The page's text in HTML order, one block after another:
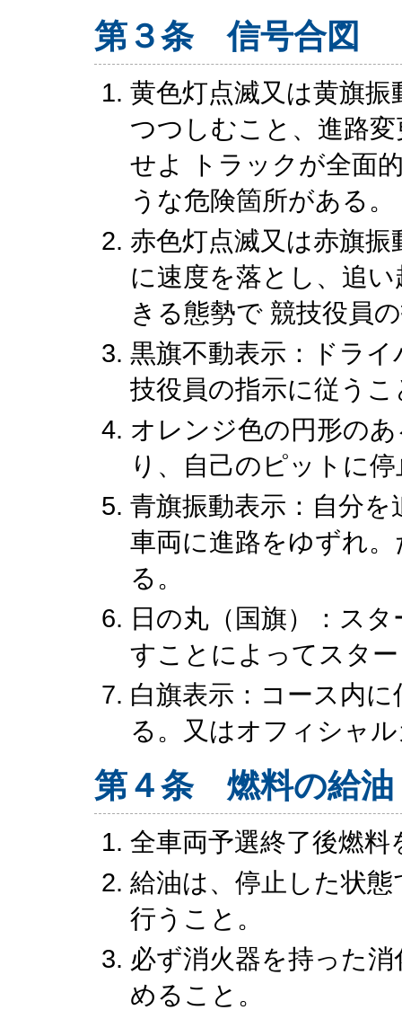
第３条 信号合図
黄色灯点滅又は黄旗
つつしむこと、進路
せよ トラックが全面
うな危険箇所がある。
赤色灯点滅又は赤旗
に速度を落とし、追
きる態勢で 競技役員
黒旗不動表示：ドラ
技役員の指示に従うこ
オレンジ色の円形の
り、自己のピットに
青旗振動表示：自分
車両に進路をゆずれ
る。
日の丸（国旗）：ス
すことによってスタ
白旗表示：コース内
る。又はオフィシャ
第４条 燃料の給油
全車両予選終了後燃
給油は、停止した状
行うこと。
必ず消火器を持った
めること。